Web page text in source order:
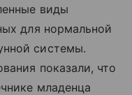
виды
для нормальной
системы.
показали, что
младенца